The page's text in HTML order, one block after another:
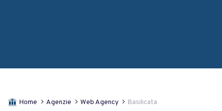
Home Agenzie Web Agency Basilicata